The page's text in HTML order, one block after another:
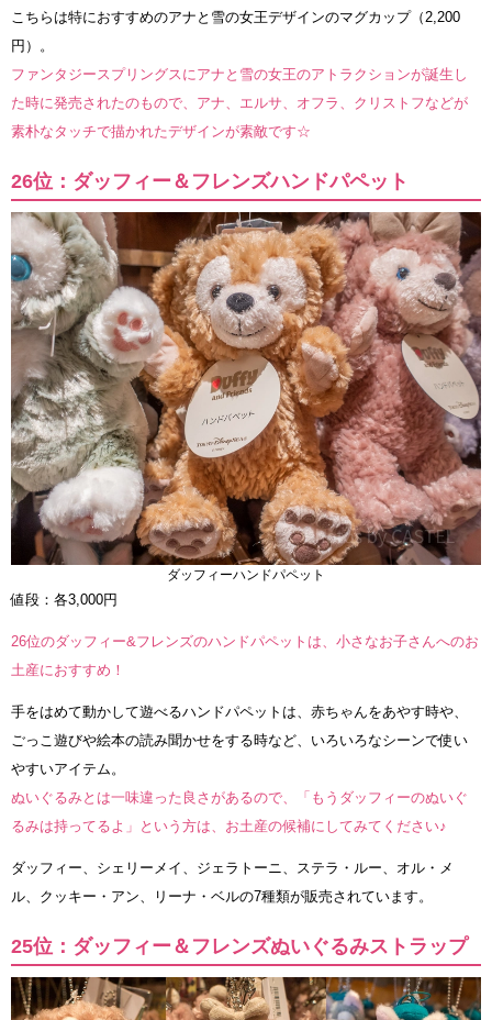
こちらは特におすすめのアナと雪の女王デザインのマグカップ（2,200
円）。
ファンタジースプリングスにアナと雪の女王のアトラクションが誕生し
た時に発売されたのもので、アナ、エルサ、オフラ、クリストフなどが
素朴なタッチで描かれたデザインが素敵です☆
26位：ダッフィー＆フレンズハンドパペット
ダッフィーハンドパペット
値段：各3,000円
26位のダッフィー&フレンズのハンドパペットは、小さなお子さんへのお
土産におすすめ！
手をはめて動かして遊べるハンドパペットは、赤ちゃんをあやす時や、
ごっこ遊びや絵本の読み聞かせをする時など、いろいろなシーンで使い
やすいアイテム。
ぬいぐるみとは一味違った良さがあるので、「もうダッフィーのぬいぐ
るみは持ってるよ」という方は、お土産の候補にしてみてください♪
ダッフィー、シェリーメイ、ジェラトーニ、ステラ・ルー、オル・メ
ル、クッキー・アン、リーナ・ベルの7種類が販売されています。
25位：ダッフィー＆フレンズぬいぐるみストラップ